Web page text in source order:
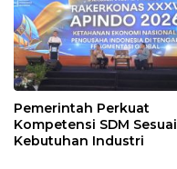
Pemerintah Perkuat
Kompetensi SDM Sesuai
Kebutuhan Industri